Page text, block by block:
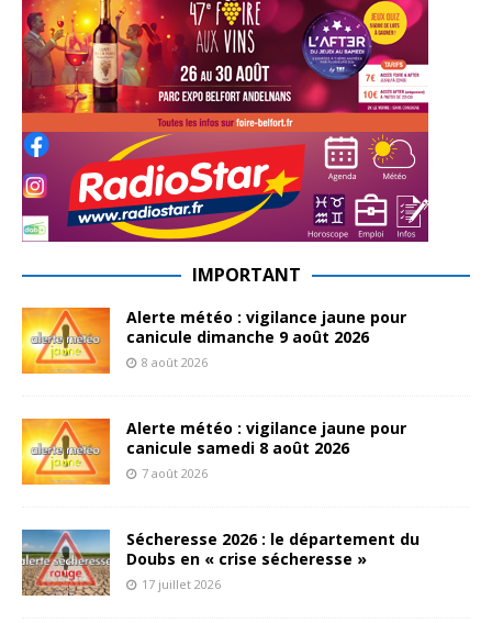
IMPORTANT
Alerte météo : vigilance jaune pour
canicule dimanche 9 août 2026
8 août 2026
Alerte météo : vigilance jaune pour
canicule samedi 8 août 2026
7 août 2026
Sécheresse 2026 : le département du
Doubs en « crise sécheresse »
17 juillet 2026